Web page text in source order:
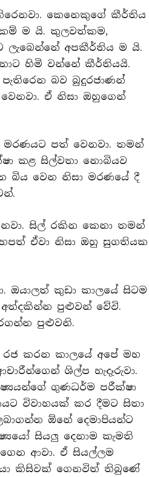
කෙනෙකුගේ කීර්තිය
ම යි. කුලවත්කම,
අපකීර්තිය ම යි.
හිමි වන්නේ කීර්තියයි.
බව බුදුරජාණන්
ඒ නිසා ඔහුගෙන්
පත් වෙනවා. තමන්
කළ සිල්වතා නොබියව
බිය වෙන නිසා මරණයේ දී
සිල් රකින කෙනා තමන්
ඒවා නිසා ඔහු සුගතියක
ඔයාලත් කුඩා කාලයේ සිටම
පුළුවන් වේවි.
පුළුවනි.
රජ කරන කාලයේ අපේ මහ
ශිල්ප හැදෑරුවා.
ගුණධර්ම පරීක්ෂා
විවාහයක් කර දීමට සිතා
ඕනේ දෙමාපියන්ට
සියලු‍ දෙනාම කැමති
ආවා. ඒ සියල්ලම
කිසිවක් ගෙනවිත් තිබුණේ